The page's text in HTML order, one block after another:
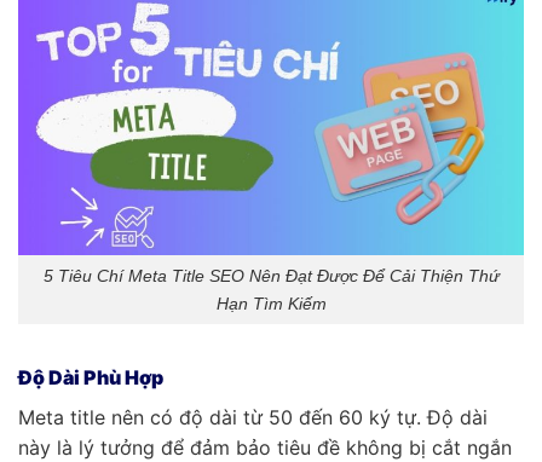
5 Tiêu Chí Meta Title SEO Nên Đạt Được Để Cải Thiện Thứ
Hạn Tìm Kiếm
Độ Dài Phù Hợp
Meta title nên có độ dài từ 50 đến 60 ký tự. Độ dài
này là lý tưởng để đảm bảo tiêu đề không bị cắt ngắn